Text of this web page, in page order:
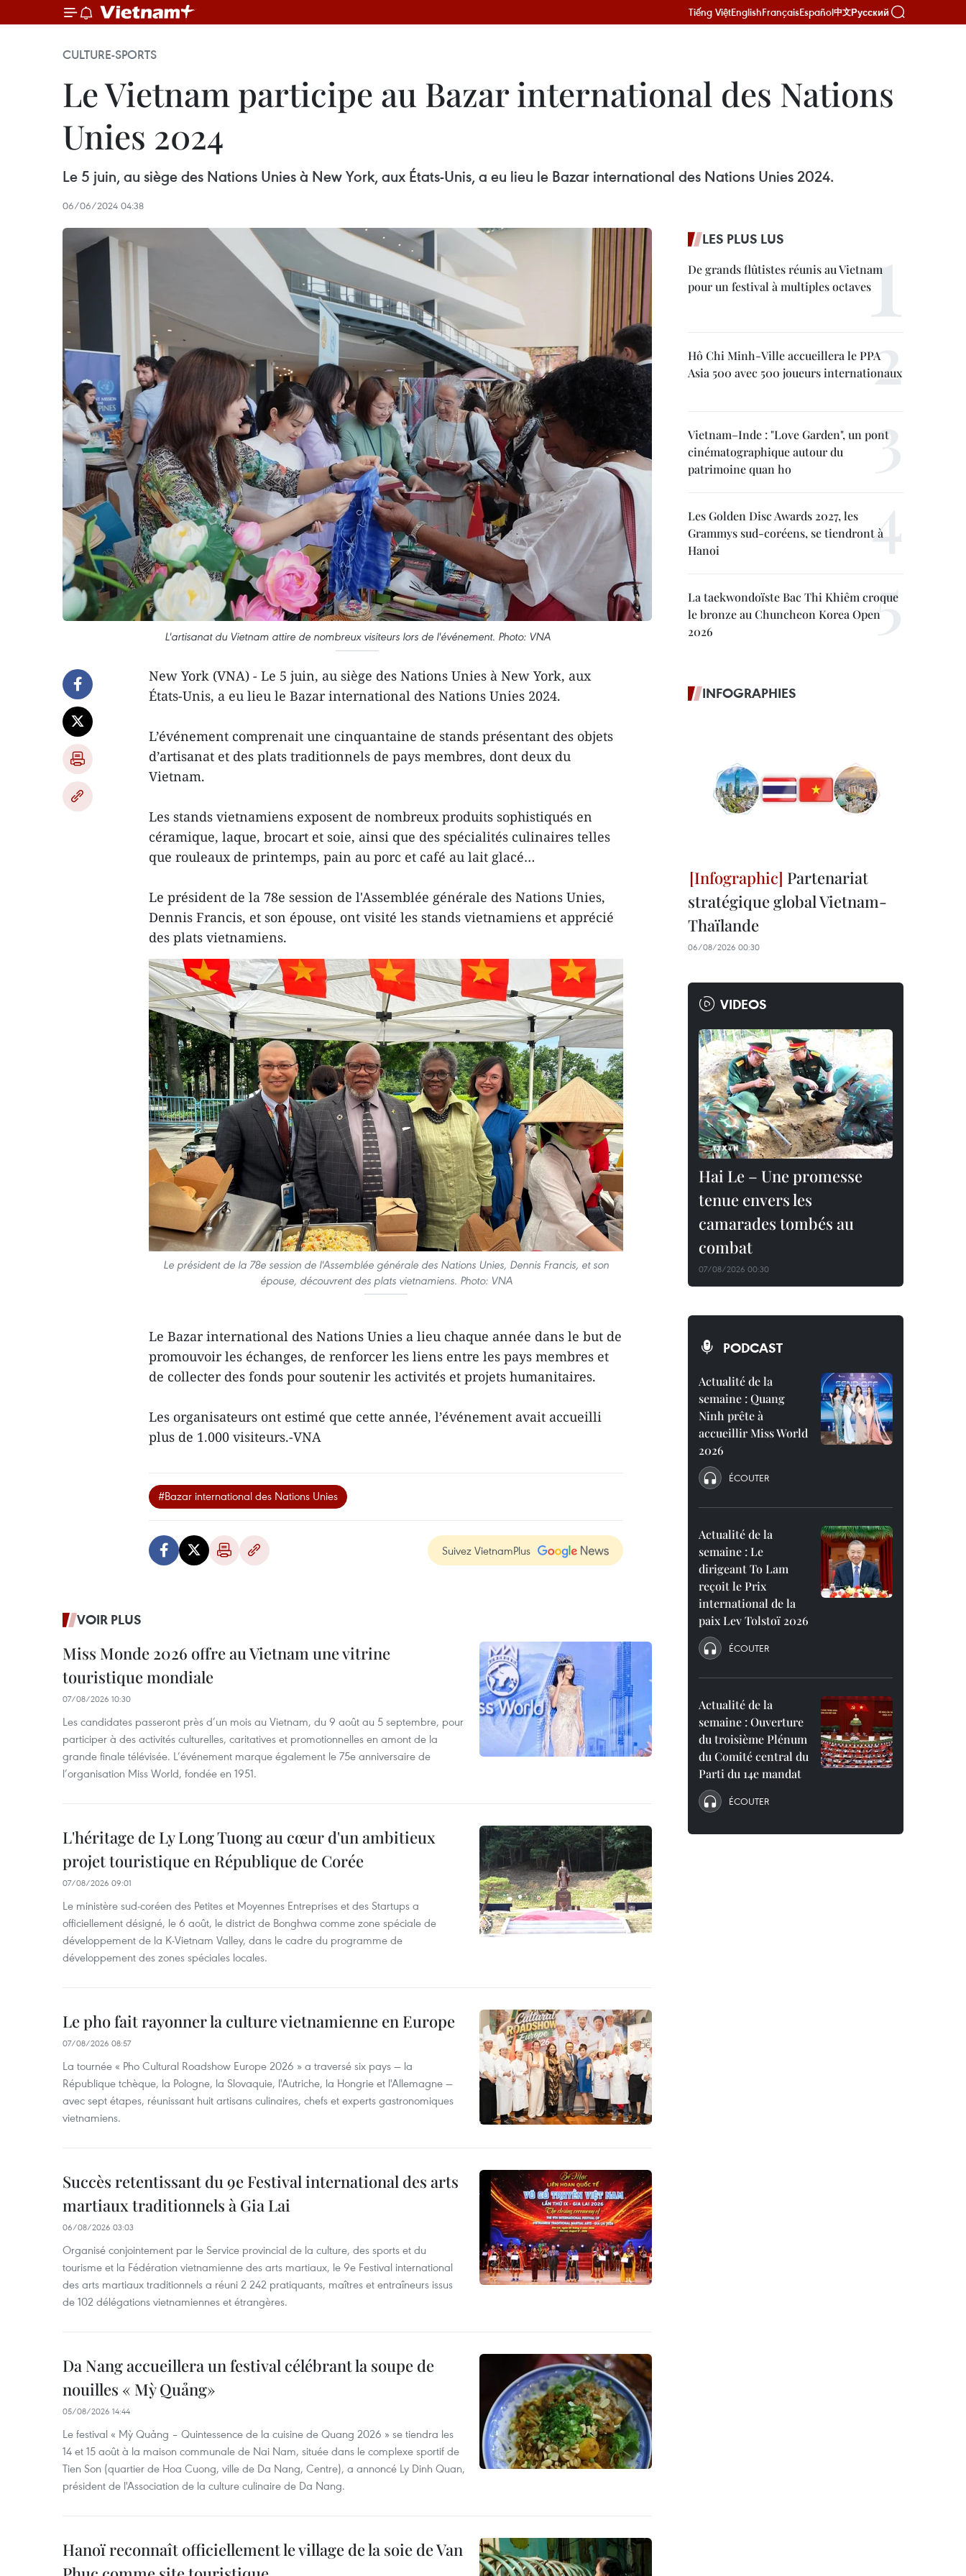
Tiếng ViệtEnglishFrançaisEspañol中文Русский
CULTURE-SPORTS
Le Vietnam participe au Bazar international des Nations
Unies 2024
Le 5 juin, au siège des Nations Unies à New York, aux États-Unis, a eu lieu le Bazar international des Nations Unies 2024.
06/06/2024 04:38
L'artisanat du Vietnam attire de nombreux visiteurs lors de l'événement. Photo: VNA
New York (VNA) - Le 5 juin, au siège des Nations Unies à New York, aux
États-Unis, a eu lieu le Bazar international des Nations Unies 2024.
L’événement comprenait une cinquantaine de stands présentant des objets
d’artisanat et des plats traditionnels de pays membres, dont deux du
Vietnam.
Les stands vietnamiens exposent de nombreux produits sophistiqués en
céramique, laque, brocart et soie, ainsi que des spécialités culinaires telles
que rouleaux de printemps, pain au porc et café au lait glacé…
Le président de la 78e session de l'Assemblée générale des Nations Unies,
Dennis Francis, et son épouse, ont visité les stands vietnamiens et apprécié
des plats vietnamiens.
Le président de la 78e session de l'Assemblée générale des Nations Unies, Dennis Francis, et son
épouse, découvrent des plats vietnamiens. Photo: VNA
Le Bazar international des Nations Unies a lieu chaque année dans le but de
promouvoir les échanges, de renforcer les liens entre les pays membres et
de collecter des fonds pour soutenir les activités et projets humanitaires.
Les organisateurs ont estimé que cette année, l’événement avait accueilli
plus de 1.000 visiteurs.-VNA
#Bazar international des Nations Unies
Suivez VietnamPlus
VOIR PLUS
Miss Monde 2026 offre au Vietnam une vitrine
touristique mondiale
07/08/2026 10:30
Les candidates passeront près d’un mois au Vietnam, du 9 août au 5 septembre, pour
participer à des activités culturelles, caritatives et promotionnelles en amont de la
grande finale télévisée. L’événement marque également le 75e anniversaire de
l’organisation Miss World, fondée en 1951.
L'héritage de Ly Long Tuong au cœur d'un ambitieux
projet touristique en République de Corée
07/08/2026 09:01
Le ministère sud-coréen des Petites et Moyennes Entreprises et des Startups a
officiellement désigné, le 6 août, le district de Bonghwa comme zone spéciale de
développement de la K-Vietnam Valley, dans le cadre du programme de
développement des zones spéciales locales.
Le pho fait rayonner la culture vietnamienne en Europe
07/08/2026 08:57
La tournée « Pho Cultural Roadshow Europe 2026 » a traversé six pays — la
République tchèque, la Pologne, la Slovaquie, l'Autriche, la Hongrie et l'Allemagne —
avec sept étapes, réunissant huit artisans culinaires, chefs et experts gastronomiques
vietnamiens.
Succès retentissant du 9e Festival international des arts
martiaux traditionnels à Gia Lai
06/08/2026 03:03
Organisé conjointement par le Service provincial de la culture, des sports et du
tourisme et la Fédération vietnamienne des arts martiaux, le 9e Festival international
des arts martiaux traditionnels a réuni 2 242 pratiquants, maîtres et entraîneurs issus
de 102 délégations vietnamiennes et étrangères.
Da Nang accueillera un festival célébrant la soupe de
nouilles « Mỳ Quảng»
05/08/2026 14:44
Le festival « Mỳ Quảng – Quintessence de la cuisine de Quang 2026 » se tiendra les
14 et 15 août à la maison communale de Nai Nam, située dans le complexe sportif de
Tien Son (quartier de Hoa Cuong, ville de Da Nang, Centre), a annoncé Ly Dinh Quan,
président de l'Association de la culture culinaire de Da Nang.
Hanoï reconnaît officiellement le village de la soie de Van
LES PLUS LUS
De grands flûtistes réunis au Vietnam
pour un festival à multiples octaves
Hô Chi Minh-Ville accueillera le PPA
Asia 500 avec 500 joueurs internationaux
Vietnam–Inde : "Love Garden", un pont
cinématographique autour du
patrimoine quan ho
Les Golden Disc Awards 2027, les
Grammys sud-coréens, se tiendront à
Hanoi
La taekwondoïste Bac Thi Khiêm croque
le bronze au Chuncheon Korea Open
2026
INFOGRAPHIES
Partenariat
stratégique global Vietnam-
Thaïlande
06/08/2026 00:30
VIDEOS
Hai Le – Une promesse
tenue envers les
camarades tombés au
combat
07/08/2026 00:30
PODCAST
Actualité de la
semaine : Quang
Ninh prête à
accueillir Miss World
2026
ÉCOUTER
Actualité de la
semaine : Le
dirigeant To Lam
reçoit le Prix
international de la
paix Lev Tolstoï 2026
ÉCOUTER
Actualité de la
semaine : Ouverture
du troisième Plénum
du Comité central du
Parti du 14e mandat
ÉCOUTER